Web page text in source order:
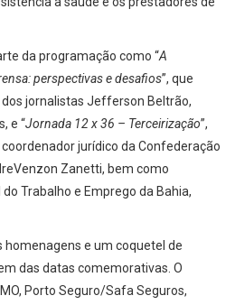
da programação como “A
perspectivas e desafios”, que
jornalistas Jefferson Beltrão,
e “Jornada 12 x 36 – Terceirização”,
jurídico da Confederação
Zanetti, bem como
Trabalho e Emprego da Bahia,
homenagens e um coquetel de
das datas comemorativas. O
Porto Seguro/Safa Seguros,